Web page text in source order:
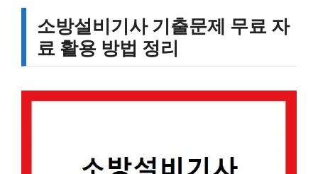
소방설비기사 기출문제 무료 자
료 활용 방법 정리